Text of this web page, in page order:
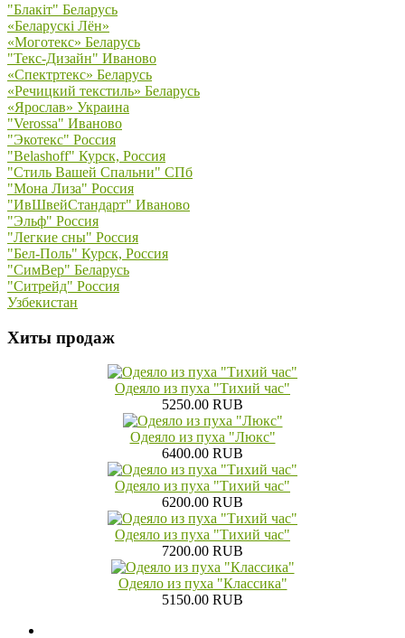
"Блакiт" Беларусь
«Беларускi Лён»
«Моготекс» Беларусь
"Текс-Дизайн" Иваново
«Спектртекс» Беларусь
«Речицкий текстиль» Беларусь
«Ярослав» Украина
"Verossa" Иваново
"Экотекс" Россия
"Belashoff" Курск, Россия
"Стиль Вашей Спальни" СПб
"Мона Лиза" Россия
"ИвШвейСтандарт" Иваново
"Эльф" Россия
"Легкие сны" Россия
"Бел-Поль" Курск, Россия
"СимВер" Беларусь
"Ситрейд" Россия
Узбекистан
Хиты продаж
Одеяло из пуха "Тихий час"
5250.00 RUB
Одеяло из пуха "Люкс"
6400.00 RUB
Одеяло из пуха "Тихий час"
6200.00 RUB
Одеяло из пуха "Тихий час"
7200.00 RUB
Одеяло из пуха "Классика"
5150.00 RUB